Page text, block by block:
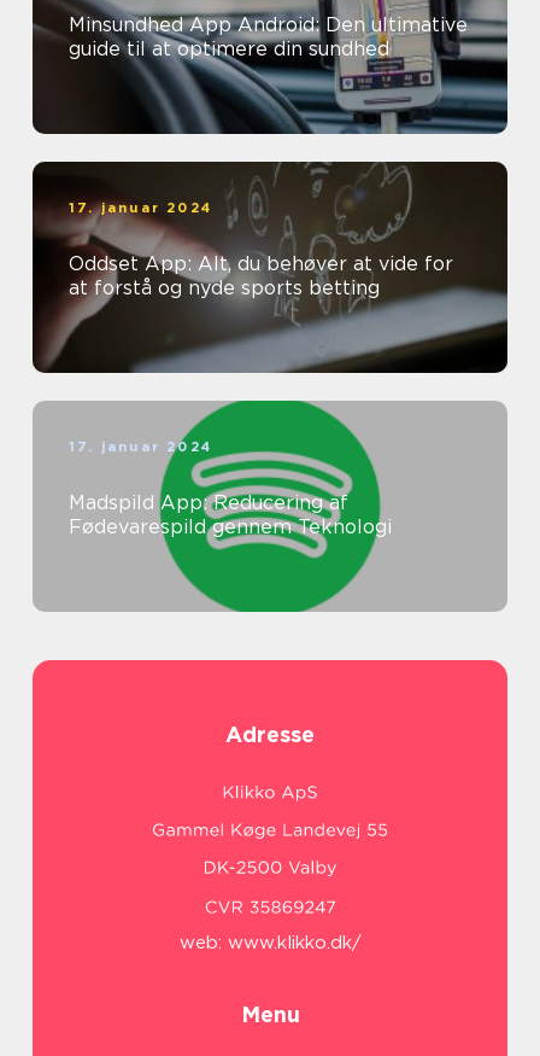
Minsundhed App Android: Den ultimative
guide til at optimere din sundhed
17. januar 2024
Oddset App: Alt, du behøver at vide for
at forstå og nyde sports betting
17. januar 2024
Madspild App: Reducering af
Fødevarespild gennem Teknologi
Adresse
web: www.klikko.dk/
Menu